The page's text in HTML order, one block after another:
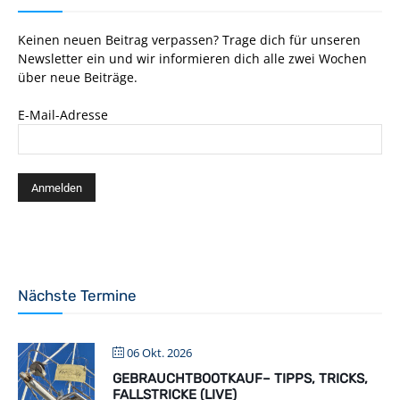
Keinen neuen Beitrag verpassen? Trage dich für unseren
Newsletter ein und wir informieren dich alle zwei Wochen
über neue Beiträge.
E-Mail-Adresse
Nächste Termine
06 Okt. 2026
GEBRAUCHTBOOTKAUF– TIPPS, TRICKS,
FALLSTRICKE (LIVE)